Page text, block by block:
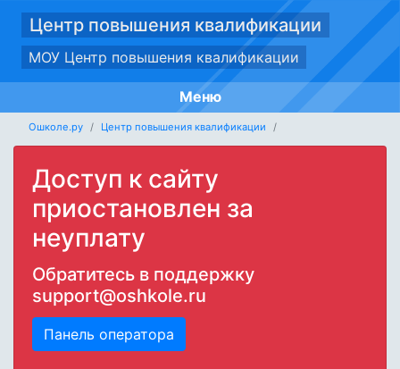
Центр повышения квалификации
МОУ Центр повышения квалификации
Меню
Ошколе.ру Центр повышения квалификации
Доступ к сайту
приостановлен за
неуплату
Обратитесь в поддержку
support@oshkole.ru
Панель оператора